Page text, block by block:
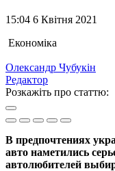
15:04 6 Квітня 2021
Економіка
Олександр Чубукін
Редактор
Розкажіть про статтю:
В предпочтениях
авто наметились
автолюбителей